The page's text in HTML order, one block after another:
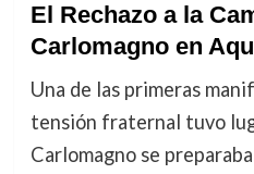
El Rechazo a la
Carlomagno en
Una de las primeras
tensión fraternal tuvo
Carlomagno se